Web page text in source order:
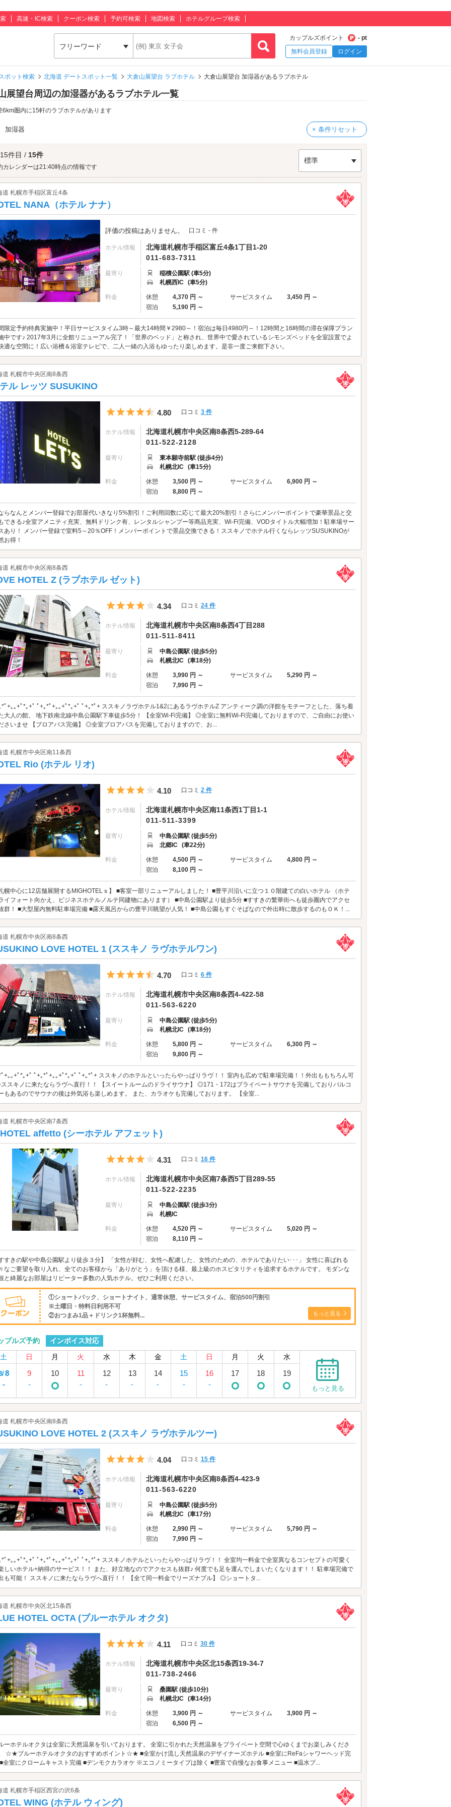
高速・IC検索 クーポン検索 予約可検索 地図検索 ホテルグループ検索
フリーワード
カップルズポイント
- pt
無料会員登録
ログイン
ポット検索 北海道 デートスポット一覧 大倉山展望台 ラブホテル 大倉山展望台 加湿器があるラブホテル
展望台周辺の加湿器があるラブホテル一覧
6km圏内に15軒のラブホテルがあります
加湿器 × 条件リセット
件目 / 15件
レンダーは21:40時点の情報です
標準
道 札幌市手稲区富丘4条
NANA（ホテル ナナ）
評価の投稿はありません。 口コミ - 件
ホテル情報
北海道札幌市手稲区富丘4条1丁目1-20
011-683-7311
最寄り
稲積公園駅 (車5分)
札幌西IC (車5分)
料金 休憩 4,370 円 ～ サービスタイム
3,450 円 ～
宿泊
5,190 円 ～
限定予約特典実施中！平日サービスタイム3時～最大14時間￥2980～！宿泊は毎日4980円～！12時間と16時間の滞在保障プラン
中です♪ 2017年3月に全館リニューアル完了！「世界のベッド」と称され、世界中で愛されているシモンズベッドを全室設置でよ
適な空間に！広い浴槽＆浴室テレビで、二人一緒の入浴もゆったり楽しめます。是非一度ご来館下さい。
道 札幌市中央区南8条西
ル レッツ SUSUKINO
5つ星のうち4.5
4.80 口コミ 3 件
ホテル情報
北海道札幌市中央区南8条西5-289-64
011-522-2128
最寄り
東本願寺前駅 (徒歩4分)
札幌北IC (車15分)
料金 休憩 3,500 円 ～ サービスタイム
6,900 円 ～
宿泊
8,800 円 ～
らなんとメンバー登録でお部屋代いきなり5%割引！ご利用回数に応じて最大20%割引！さらにメンバーポイントで豪華景品と交
できる♪全室アメニティ充実、無料ドリンク有、レンタルシャンプー等商品充実、Wi-Fi完備、VODタイトル大幅増加！駐車場サー
あり！ メンバー登録で室料5～20％OFF！メンバーポイントで景品交換できる！ススキノでホテル行くならレッツSUSUKINOが
お得！
道 札幌市中央区南8条西
HOTEL Z (ラブホテル ゼット)
5つ星のうち4
4.34 口コミ 24 件
ホテル情報
北海道札幌市中央区南8条西4丁目288
011-511-8411
最寄り
中島公園駅 (徒歩5分)
札幌北IC (車18分)
料金 休憩 3,990 円 ～ サービスタイム
5,290 円 ～
宿泊
7,990 円 ～
*ﾟ+｡｡+ﾟ*｡+ﾟ ﾟ+｡*ﾟ+｡｡+ﾟ*｡+ﾟ ﾟ+｡*ﾟ+ ススキノラヴホテル1&2にあるラヴホテルZ アンティーク調の洋館をモチーフとした、落ち着
大人の館。 地下鉄南北線中島公園駅下車徒歩5分！ 【全室Wi-Fi完備】 ◎全室に無料Wi-Fi完備しておりますので、ご自由にお使い
さいませ 【ブロアバス完備】 ◎全室ブロアバスを完備しておりますので、お...
道 札幌市中央区南11条西
Rio (ホテル リオ)
5つ星のうち4
4.10 口コミ 2 件
ホテル情報
北海道札幌市中央区南11条西1丁目1-1
011-511-3399
最寄り
中島公園駅 (徒歩5分)
北郷IC (車22分)
料金 休憩 4,500 円 ～ サービスタイム
4,800 円 ～
宿泊
8,100 円 ～
札幌中心に12店舗展開するMIGHOTELｓ】 ■客室一部リニューアルしました！ ■豊平川沿いに立つ１０階建ての白いホテル （ホテ
イフォート向かえ、ビジネスホテルノルテ同建物にあります） ■中島公園駅より徒歩5分 ■すすきの繁華街へも徒歩圏内でアクセ
群！ ■大型屋内無料駐車場完備 ■露天風呂からの豊平川眺望が人気！ ■中島公園もすぐそばなので外出時に散歩するのもＯＫ！...
道 札幌市中央区南8条西
LOVE HOTEL 1 (ススキノ ラヴホテルワン)
5つ星のうち4.5
4.70 口コミ 6 件
ホテル情報
北海道札幌市中央区南8条西4-422-58
011-563-6220
最寄り
中島公園駅 (徒歩5分)
札幌北IC (車18分)
料金 休憩 5,800 円 ～ サービスタイム
6,300 円 ～
宿泊
9,800 円 ～
+｡｡+ﾟ*｡+ﾟ ﾟ+｡*ﾟ+｡｡+ﾟ*｡+ﾟ ﾟ+｡*ﾟ+ ススキノのホテルといったらやっぱりラヴ！！ 室内も広めで駐車場完備！！外出ももちろん可
ススキノに来たならラヴへ直行！！ 【スイートルームのドライサウナ】 ◎171・172はプライベートサウナを完備しておりバルコ
もあるのでサウナの後は外気浴も楽しめます。 また、カラオケも完備しております。 【全室...
道 札幌市中央区南7条西
affetto (シーホテル アフェット)
5つ星のうち4
4.31 口コミ 16 件
ホテル情報
北海道札幌市中央区南7条西5丁目289-55
011-522-2235
最寄り
中島公園駅 (徒歩3分)
札幌IC
料金 休憩 4,520 円 ～ サービスタイム
5,020 円 ～
宿泊
8,110 円 ～
すすきの駅や中島公園駅より徒歩３分】 「女性が好む、女性へ配慮した、女性のための、ホテルでありたい･･･」 女性に喜ばれる
なご要望を取り入れ、全てのお客様から「ありがとう」を頂ける様、最上級のホスピタリティを追求するホテルです。 モダンな
と綺麗なお部屋はリピーター多数の人気ホテル。ぜひご利用ください。
①ショートパック、ショートナイト、通常休憩、サービスタイム、宿泊500円割引
※土曜日・特料日利用不可
②おつまみ1品＋ドリンク1杯無料...
もっと見る
プルズ予約
インボイス対応
土
日 月 火 水 木 金 土 日 月 火 水
8
-
9
-
10
11
-
12
-
13
-
14
-
15
-
16
-
17 18 19
もっと見る
道 札幌市中央区南8条西
LOVE HOTEL 2 (ススキノ ラヴホテルツー)
5つ星のうち4
4.04 口コミ 15 件
ホテル情報
北海道札幌市中央区南8条西4-423-9
011-563-6220
最寄り
中島公園駅 (徒歩5分)
札幌北IC (車17分)
料金 休憩 2,990 円 ～ サービスタイム
5,790 円 ～
宿泊
7,990 円 ～
*ﾟ+｡｡+ﾟ*｡+ﾟ ﾟ+｡*ﾟ+｡｡+ﾟ*｡+ﾟ ﾟ+｡*ﾟ+ ススキノホテルといったらやっぱりラヴ！！ 全室均一料金で全室異なるコンセプトの可愛く
しいホテル+納得のサービス！！ また、好立地なのでアクセスも抜群♪ 何度でも足を運んでしまいたくなります！！ 駐車場完備で
も可能！ ススキノに来たならラヴへ直行！！ 【全て同一料金でリーズナブル】 ◎ショートタ...
道 札幌市中央区北15条西
HOTEL OCTA (ブルーホテル オクタ)
5つ星のうち4
4.11 口コミ 30 件
ホテル情報
北海道札幌市中央区北15条西19-34-7
011-738-2466
最寄り
桑園駅 (徒歩10分)
札幌北IC (車14分)
料金 休憩 3,900 円 ～ サービスタイム
3,900 円 ～
宿泊
6,500 円 ～
ーホテルオクタは全室に天然温泉を引いております。 全室に引かれた天然温泉をプライベート空間で心ゆくまでお楽しみくださ
☆★ブルーホテルオクタのおすすめポイント☆★ ■全室かけ流し天然温泉のデザイナーズホテル ■全室にReFaシャワーヘッド完
全室にクロームキャスト完備 ■デンモクカラオケ ※エコノミータイプは除く ■豊富で自慢なお食事メニュー ■温水プ...
道 札幌市手稲区西宮の沢6条
WING (ホテル ウィング)